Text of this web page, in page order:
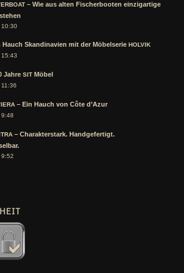
– Wie aus alten Fischerbooten einzigartige
10:30
Hauch Skandinavien mit der Möbelserie HOLVIK
Jahre SITMöbel
– Ein Hauch von Côte d’Azur
– Charakterstark. Handgefertigt.